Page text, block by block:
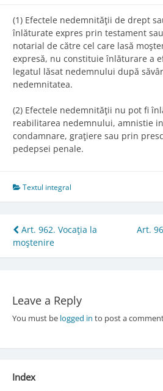
(1) Efectele nedemnităţii de drept
înlăturate expres prin testament
notarial de către cel care lasă
expresă, nu constituie înlăturare a
legatul lăsat nedemnului după
nedemnitatea.
(2) Efectele nedemnităţii nu pot fi
reabilitarea nedemnului, amnistie
condamnare, graţiere sau prin
pedepsei penale.
Textul integral
Post
navigation
Art. 962. Vocaţia la
moştenire
Art.
Leave a Reply
You must be logged in to post a
Index